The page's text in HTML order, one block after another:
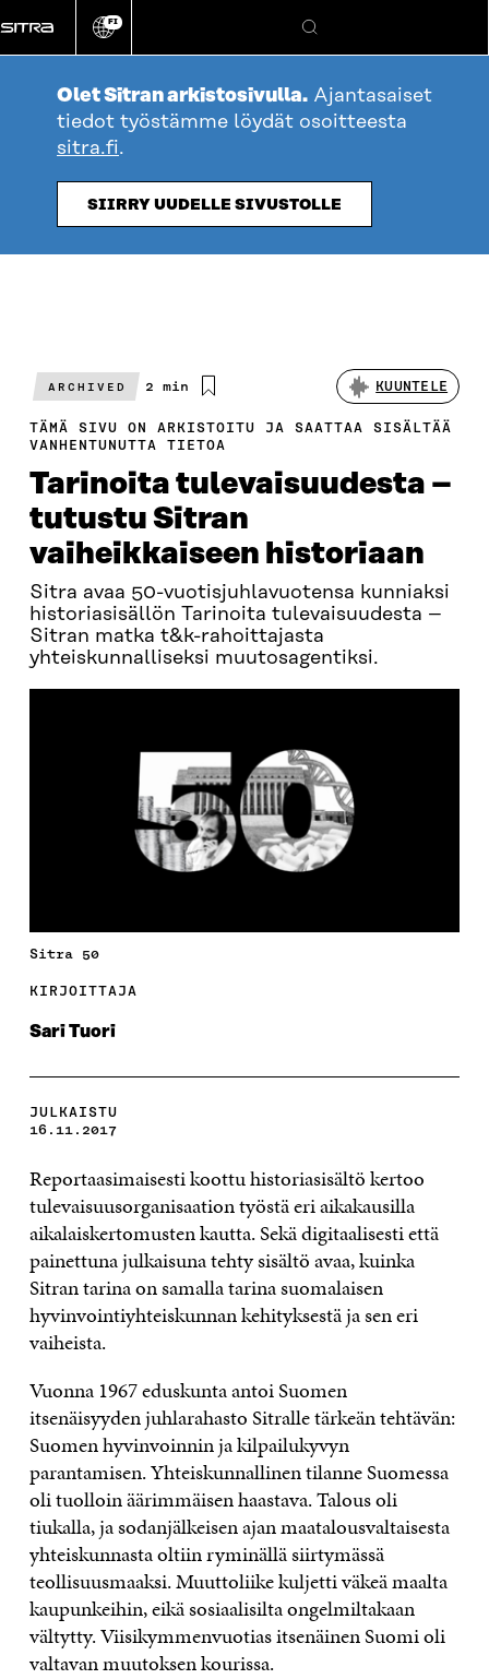
suoraan
sisältöön
Vaihda
kieli
FI
Hae
Olet Sitran arkistosivulla. Ajantasaiset
tiedot työstämme löydät osoitteesta
sitra.fi.
SIIRRY UUDELLE SIVUSTOLLE
ARCHIVED
Arvioitu
2 min KUUNTELE
TÄMÄ SIVU ON ARKISTOITU JA SAATTAA SISÄLTÄÄ
VANHENTUNUTTA TIETOA
Tarinoita tulevaisuudesta –
tutustu Sitran
vaiheikkaiseen historiaan
Sitra avaa 50-vuotisjuhlavuotensa kunniaksi
historiasisällön Tarinoita tulevaisuudesta –
Sitran matka t&k-rahoittajasta
yhteiskunnalliseksi muutosagentiksi.
Sitra 50
KIRJOITTAJA
Sari Tuori
JULKAISTU
16.11.2017
Reportaasimaisesti koottu historiasisältö kertoo
tulevaisuusorganisaation työstä eri aikakausilla
aikalaiskertomusten kautta. Sekä digitaalisesti että
painettuna julkaisuna tehty sisältö avaa, kuinka
Sitran tarina on samalla tarina suomalaisen
hyvinvointiyhteiskunnan kehityksestä ja sen eri
vaiheista.
Vuonna 1967 eduskunta antoi Suomen
itsenäisyyden juhlarahasto Sitralle tärkeän tehtävän:
Suomen hyvinvoinnin ja kilpailukyvyn
parantamisen. Yhteiskunnallinen tilanne Suomessa
oli tuolloin äärimmäisen haastava. Talous oli
tiukalla, ja sodanjälkeisen ajan maatalousvaltaisesta
yhteiskunnasta oltiin ryminällä siirtymässä
teollisuusmaaksi. Muuttoliike kuljetti väkeä maalta
kaupunkeihin, eikä sosiaalisilta ongelmiltakaan
vältytty. Viisikymmenvuotias itsenäinen Suomi oli
valtavan muutoksen kourissa.